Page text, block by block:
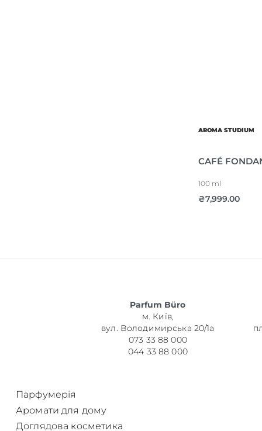
AROMA STUDIUM
CAFÉ
100 ml
₴7,999.00
Parfum Büro
м. Київ,
вул. Володимирська 20/1а
073 33 88 000
044 33 88 000
Парфумерія
Аромати для дому
Доглядова косметика